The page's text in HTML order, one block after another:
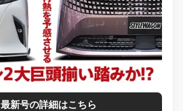
最新号の詳細はこちら